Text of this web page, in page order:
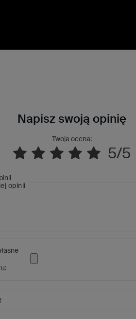
Napisz swoją opinię
Twoja ocena:
5/5
opinii